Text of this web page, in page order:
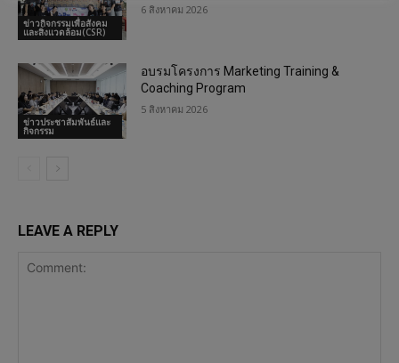
ข่าวกิจกรรมเพื่อสังคม
และสิ่งแวดล้อม(CSR)
6 สิงหาคม 2026
ข่าวประชาสัมพันธ์และ
กิจกรรม
อบรมโครงการ Marketing Training &
Coaching Program
5 สิงหาคม 2026
LEAVE A REPLY